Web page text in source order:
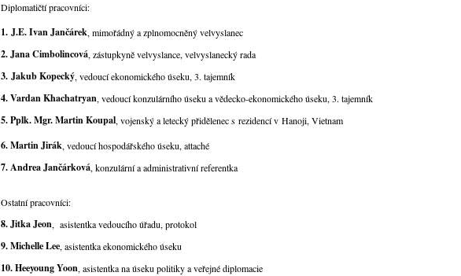
Diplomatičtí pracovníci:
1. J.E. Ivan Jančárek, mimořádný a zplnomocněný velvyslanec
2. Jana Cimbolincová, zástupkyně velvyslance, velvyslanecký rada
3. Jakub Kopecký, vedoucí ekonomického úseku, 3. tajemník
4. Vardan Khachatryan, vedoucí konzulárního úseku a vědecko-ekonomického úseku, 3. tajemník
5. Pplk. Mgr. Martin Koupal, vojenský a letecký přidělenec s rezidencí v Hanoji, Vietnam
6. Martin Jirák, vedoucí hospodářského úseku, attaché
7. Andrea Jančárková, konzulární a administrativní referentka
Ostatní pracovníci:
8. Jitka Jeon, asistentka vedoucího úřadu, protokol
9. Michelle Lee, asistentka ekonomického úseku
10. Heeyoung Yoon, asistentka na úseku politiky a veřejné diplomacie